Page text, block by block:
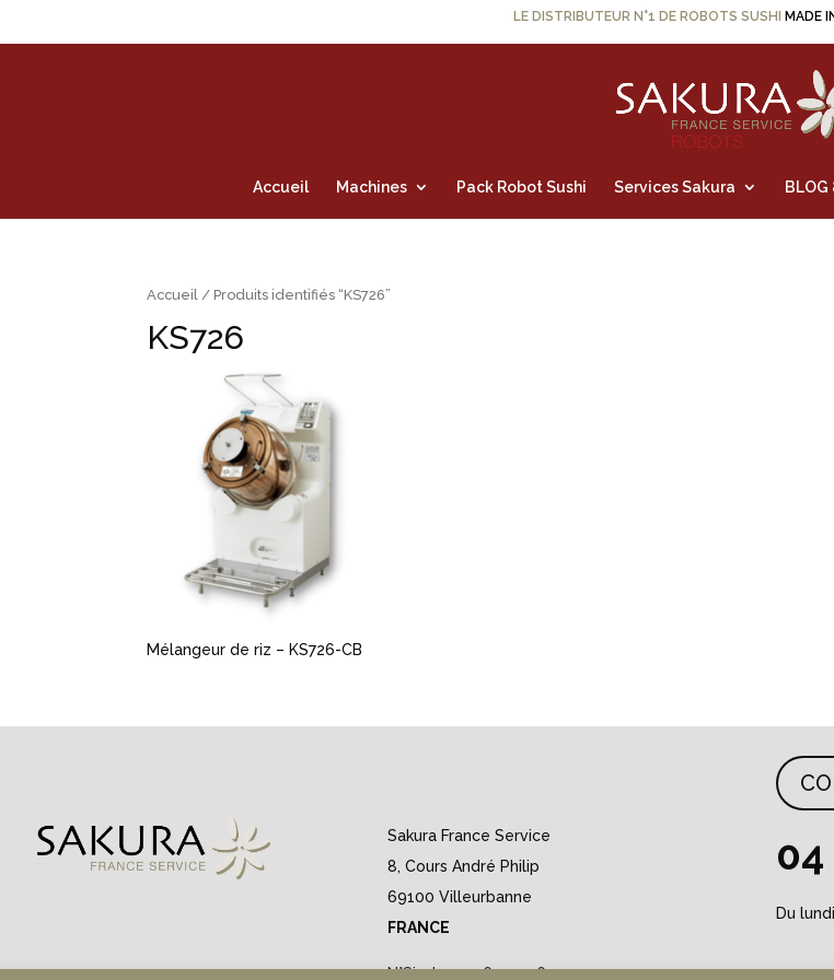
LE DISTRIBUTEUR N°1 DE ROBOTS SUSHI MADE
Accueil Machines Pack Robot Sushi Services Sakura BLOG
Accueil / Produits identifiés “KS726”
KS726
Mélangeur de riz – KS726-CB
Sakura France Service
8, Cours André Philip
69100 Villeurbanne
FRANCE
N°Siret : 493 699 946 00015
Du